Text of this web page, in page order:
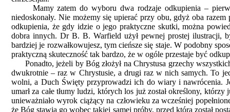
Mamy zatem do wyboru dwa rodzaje odkupienia –
niedoskonały. Nie możemy się upierać przy obu, gdyż oba
odkupienia, że gdy idzie o jego praktyczne skutki, można
dobra innych. Dr B. B. Warfield użył pewnej prostej ilustracji,
bardziej je rozwałkowujesz, tym cieńsze się staje. W podobny
praktyczną skuteczność tak bardzo, że w ogóle przestaje być
Ponadto, jeżeli by Bóg złożył na Chrystusa grzechy
dwukrotnie – raz w Chrystusie, a drugi raz w nich samych. To
wolni, a Duch Święty przyprowadzi ich do wiary i nawrócenia.
umarł za całe tłumy ludzi, których los już został określony,
unieważniało wyrok ciążący na człowieku za wcześniej
że Bóg stawia go wobec takiej samej próby, przed którą został